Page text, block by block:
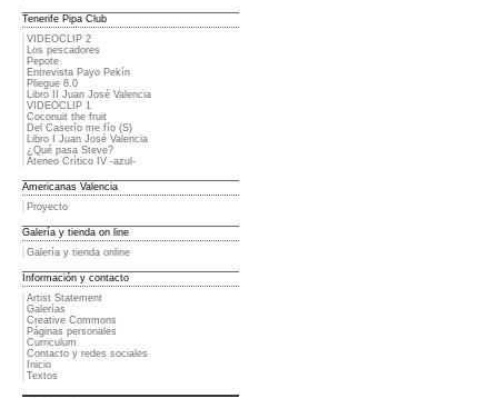
Tenerife Pipa Club
VIDEOCLIP 2
Los pescadores
Pepote
Entrevista Payo Pekín
Pliegue 8.0
Libro II Juan José Valencia
VIDEOCLIP 1
Coconuit the fruit
Del Caserío me fío (S)
Libro I Juan José Valencia
¿Qué pasa Steve?
Ateneo Crítico IV -azul-
Americanas Valencia
Proyecto
Galería y tienda on line
Galería y tienda online
Información y contacto
Artist Statement
Galerías
Creative Commons
Páginas personales
Curriculum
Contacto y redes sociales
Inicio
Textos